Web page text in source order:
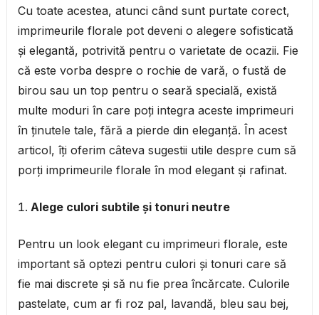
Cu toate acestea, atunci când sunt purtate corect,
imprimeurile florale pot deveni o alegere sofisticată
și elegantă, potrivită pentru o varietate de ocazii. Fie
că este vorba despre o rochie de vară, o fustă de
birou sau un top pentru o seară specială, există
multe moduri în care poți integra aceste imprimeuri
în ținutele tale, fără a pierde din eleganță. În acest
articol, îți oferim câteva sugestii utile despre cum să
porți imprimeurile florale în mod elegant și rafinat.
Alege culori subtile și tonuri neutre
Pentru un look elegant cu imprimeuri florale, este
important să optezi pentru culori și tonuri care să
fie mai discrete și să nu fie prea încărcate. Culorile
pastelate, cum ar fi roz pal, lavandă, bleu sau bej,